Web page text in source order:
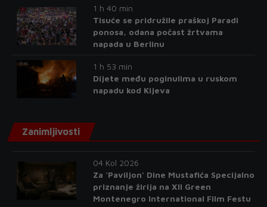
1 h 40 min
Tisuće se pridružile praškoj Paradi
ponosa, odana počast žrtvama
napada u Berlinu
1 h 53 min
Dijete među poginulima u ruskom
napadu kod Kijeva
Zanimljivosti
04 Kol 2026
Za 'Paviljon' Dine Mustafića Specijalno
priznanje žirija na XII Green
Montenegro International Film Festu